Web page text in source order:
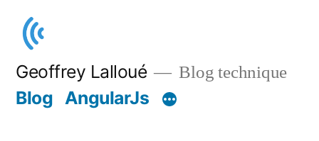
Aller
contenu
Geoffrey Lalloué Blog technique
Blog AngularJs